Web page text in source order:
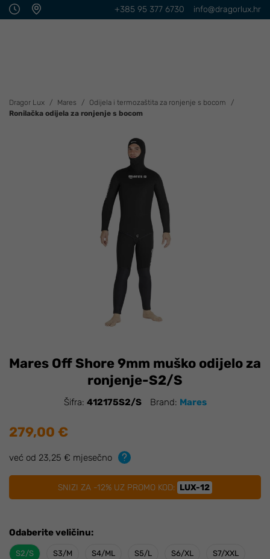
info@dragorlux.hr
+385 95 377 6730
Dragor Lux Mares
Odijela i termozaštita za ronjenje s bocom
Ronilačka odijela za ronjenje s bocom
Mares Off Shore 9mm muško odijelo za
ronjenje-S2/S
Šifra: 412175S2/S Brand: Mares
279,00 €
već od 23,25 € mjesečno
SNIZI ZA -12% UZ PROMO KOD: LUX-12
Odaberite veličinu:
S2/S S3/M S4/ML S5/L S6/XL S7/XXL